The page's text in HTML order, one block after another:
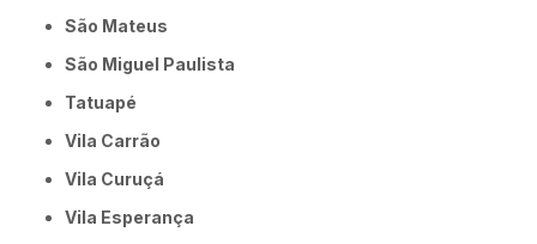
São Mateus
São Miguel Paulista
Tatuapé
Vila Carrão
Vila Curuçá
Vila Esperança